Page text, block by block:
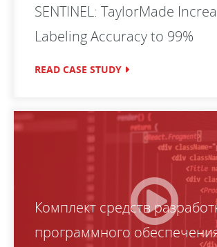
SENTINEL: TaylorMade
Labeling Accuracy to 99%
READ CASE STUDY
Комплект средств
программного